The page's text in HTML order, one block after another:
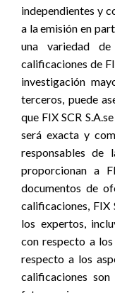
independientes y
a la emisión en
una variedad
calificaciones de
investigación
terceros, puede
que FIX SCR
será exacta y
responsables de
proporcionan a
documentos de
calificaciones, FIX
los expertos,
con respecto a
respecto a los
calificaciones